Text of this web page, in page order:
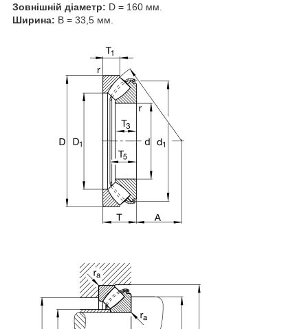
Зовнішній діаметр: D = 160 мм.
Ширина: B = 33,5 мм.